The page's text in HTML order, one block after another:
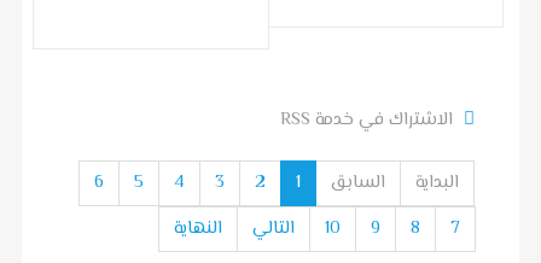
الاشتراك في خدمة RSS
البداية السابق 1
2
3
4
5
6
7
8
9
10 التالي النهاية